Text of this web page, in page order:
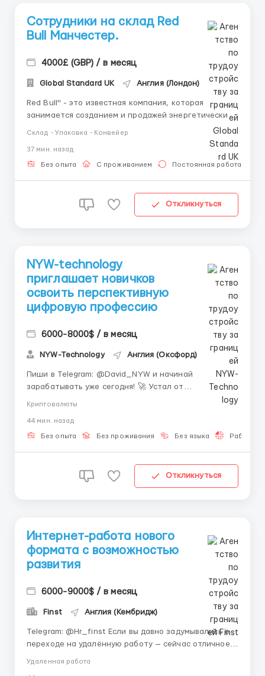
Сотрудники на склад Red
Bull Манчестер.
4000£ (GBP) / в месяц
Global Standard UK Англия (Лондон)
Red Bull" - это известная компания, которая
занимается созданием и продажей энергетических
напитков. Работа на складе в Лондоне. Приглашаем
мужчин, женщин и семейные пары в возрасте от 18
до 60 лет. Условия: Действующий загранпаспорт.
Обязаности: Осуществлять сбор и проверку
Склад - Упаковка - Конвейер
37 мин. назад
Без опыта С проживанием Постоянная работа
Откликнуться
NYW-technology
приглашает новичков
освоить перспективную
цифровую профессию
6000-8000$ / в месяц
NYW-Technology Англия (Оксфорд)
Пиши в Telegram: @David_NYW и начинай
зарабатывать уже сегодня! 🚀 Устал от
однообразной офисной рутины? 🏢 Хочешь освоить
днём? 🌐 Мы создаём команду для новичков, где
каждый получает наставника и обучение с нуля. 🧑‍🏫
Криптовалюты
44 мин. назад
Без опыта Без проживания Без языка Работа
Откликнуться
Интернет-работа нового
формата с возможностью
развития
6000-9000$ / в месяц
Finst Англия (Кембридж)
Telegram: @Hr_finst Если вы давно задумывались о
переходе на удалённую работу — сейчас отличное
Удаленная работа